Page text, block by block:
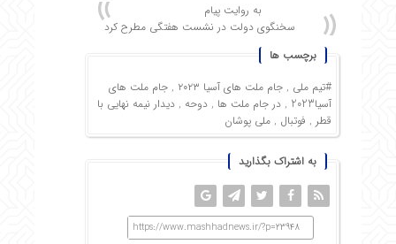
به روایت پیام
سخنگوی دولت در نشست هفتگی مطرح کرد
برچسب ها
#تیم ملی , جام ملت های آسیا ۲۰۲۳ , جام ملت های
آسیا2023
, در جام ملت ها , دوحه , دیدار نیمه نهایی با
قطر , فوتبال , ملی پوشان
به اشتراک بگذارید
https://www.mashhadnews.ir/?p=23948